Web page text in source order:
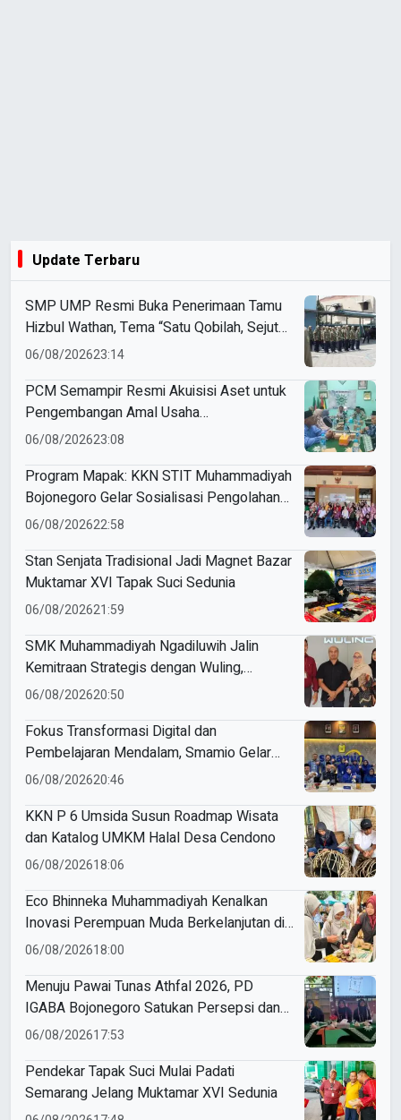
Update Terbaru
SMP UMP Resmi Buka Penerimaan Tamu
Hizbul Wathan, Tema “Satu Qobilah, Sejuta
Cerita” Curi Perhatian
06/08/202623:14
PCM Semampir Resmi Akuisisi Aset untuk
Pengembangan Amal Usaha
Muhammadiyah
06/08/202623:08
Program Mapak: KKN STIT Muhammadiyah
Bojonegoro Gelar Sosialisasi Pengolahan
Sampah
06/08/202622:58
Stan Senjata Tradisional Jadi Magnet Bazar
Muktamar XVI Tapak Suci Sedunia
06/08/202621:59
SMK Muhammadiyah Ngadiluwih Jalin
Kemitraan Strategis dengan Wuling,
Perkuat Kompetensi Siswa Melalui
06/08/202620:50
Fokus Transformasi Digital dan
Pembelajaran Mendalam, Smamio Gelar
Pendampingan Sekolah Model
06/08/202620:46
KKN P 6 Umsida Susun Roadmap Wisata
dan Katalog UMKM Halal Desa Cendono
06/08/202618:06
Eco Bhinneka Muhammadiyah Kenalkan
Inovasi Perempuan Muda Berkelanjutan di
Muktamar Nasyiatul Aisyiyah
06/08/202618:00
Menuju Pawai Tunas Athfal 2026, PD
IGABA Bojonegoro Satukan Persepsi dan
Utamakan Keselamatan Anak
06/08/202617:53
Pendekar Tapak Suci Mulai Padati
Semarang Jelang Muktamar XVI Sedunia